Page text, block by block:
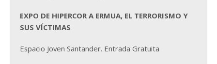
EXPO DE HIPERCOR A ERMUA, EL TERRORISMO Y
SUS VÍCTIMAS
Espacio Joven Santander. Entrada Gratuita